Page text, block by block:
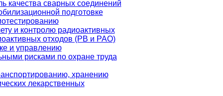
качества сварных соединений
подготовке
и контролю радиоактивных
отходов (РВ и РАО)
и управлению
рисками по охране труда
хранению
лекарственных